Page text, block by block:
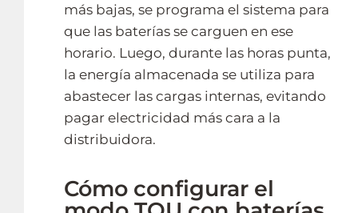
más bajas, se programa el sistema para
que las baterías se carguen en ese
horario. Luego, durante las horas punta,
la energía almacenada se utiliza para
abastecer las cargas internas, evitando
pagar electricidad más cara a la
distribuidora.
Cómo configurar el